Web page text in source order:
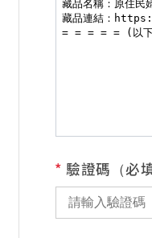
* 驗證碼（必填